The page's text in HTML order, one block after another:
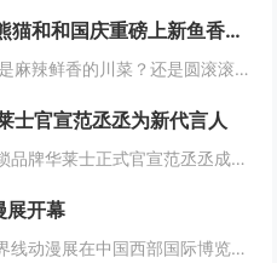
正宗才对味 华莱士联名熊猫和和国庆重磅上新鱼香肉丝鸡腿堡
说到四川，你会想到什么？是麻辣鲜香的川菜？还是圆滚滚可爱的国宝“胖达”？华莱士寻味中国系列终于来到了川蜀之地，与央视动漫熊猫和和联名，9月20日重磅上新华莱士川蜀鱼香肉丝风味鸡腿堡，从舌尖出发，探寻川蜀美食的“灵魂”。中国华莱士一直秉承着传...
士官宣范丞丞为新代言人
2月29日，我国知名快餐连锁品牌华莱士正式官宣范丞丞成为中国华莱士的品牌代言人。配合官宣，华莱士携手范丞丞发布了全新的品牌TVC，还为范丞丞的粉丝们量身定制了“丞意满满”的惊喜，与范丞丞共同开启创意十足的“春日之旅”。“丞”至金开，共掀美食...
展开幕
10月4日，成都第十七届世界线动漫展在中国西部国际博览城开幕。本届展会以“逐浪追风，记秋航行”为主题，涵盖品牌展商互动、主题游戏体验、沉浸主题摄影、声优大赛、电竞比赛、嘉宾签售、主题巡游和IP周边销售等核心内容。展会服务继续升级！成都第十七...